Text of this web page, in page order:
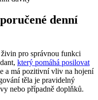
denní
pro správnou funkci
který pomáhá posilovat
a má pozitivní vliv na hojení
těla je pravidelný
nebo případně doplňků.